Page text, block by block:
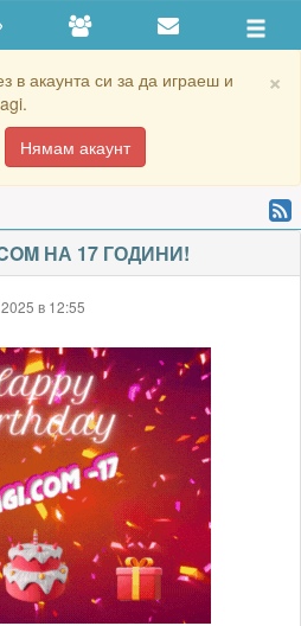
×
акаунта си за да играеш и
Нямам акаунт
НА 17 ГОДИНИ!
в 12:55